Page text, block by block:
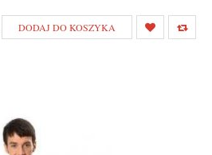
DODAJ DO KOSZYKA